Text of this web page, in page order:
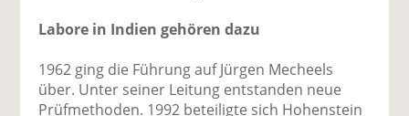
Labore in Indien gehören dazu
1962 ging die Führung auf Jürgen Mecheels
über. Unter seiner Leitung entstanden neue
Prüfmethoden. 1992 beteiligte sich Hohenstein